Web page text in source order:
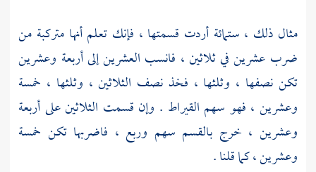
مثال ذلك ، ستمائة أردت قسمتها ، فإنك تعلم أنها متركبة من
ضرب عشرين في ثلاثين ، فانسب العشرين إلى أربعة وعشرين
تكن نصفها ، وثلثها ، فخذ نصف الثلاثين ، وثلثها ، خمسة
وعشرين ، فهو سهم القيراط . وإن قسمت الثلاثين على أربعة
وعشرين ، خرج بالقسم سهم وربع ، فاضربها تكن خمسة
وعشرين ، كما قلنا .